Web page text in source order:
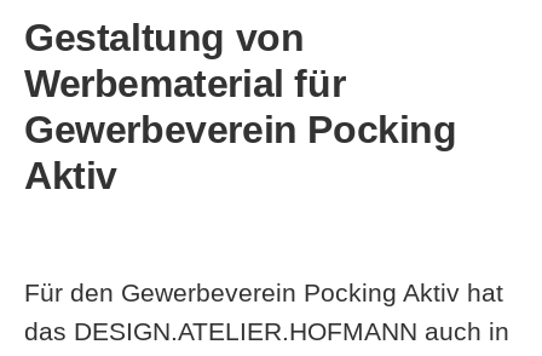
Gestaltung von
Werbematerial für
Gewerbeverein Pocking
Aktiv
Für den Gewerbeverein Pocking Aktiv hat
das DESIGN.ATELIER.HOFMANN auch in